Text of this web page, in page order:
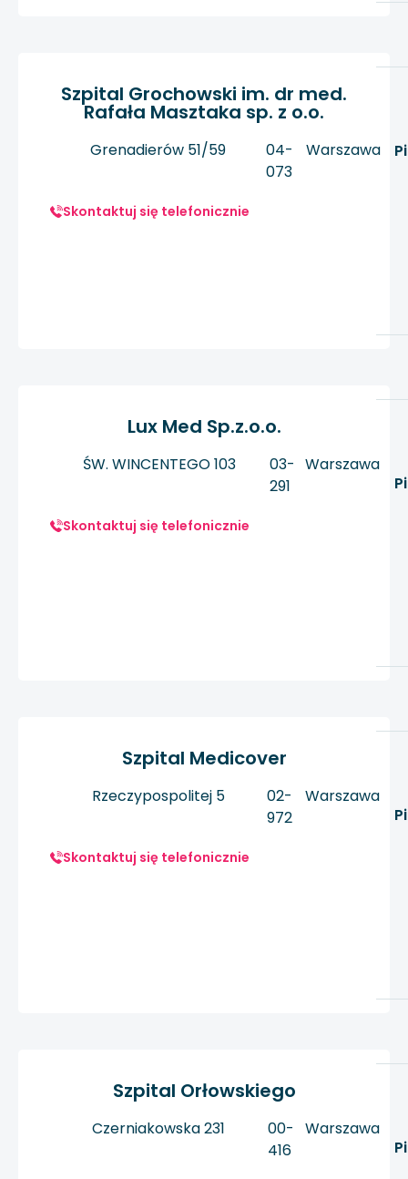
Szpital Grochowski im. dr med.
Rafała Masztaka sp. z o.o.
Grenadierów 51/59
04-
073
Warszawa
Skontaktuj się telefonicznie
Lux Med Sp.z.o.o.
ŚW. WINCENTEGO 103
03-
291
Warszawa
Skontaktuj się telefonicznie
Szpital Medicover
Rzeczypospolitej 5
02-
972
Warszawa
Skontaktuj się telefonicznie
Szpital Orłowskiego
Czerniakowska 231
00-
416
Warszawa